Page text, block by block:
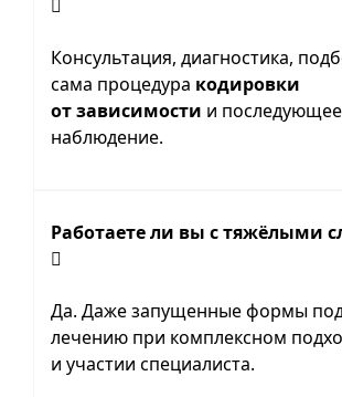
Консультация, диагностика,
сама процедура кодировки
от зависимости и последующее
наблюдение.
Работаете ли вы с тяжёлыми
Да. Даже запущенные формы
лечению при комплексном
и участии специалиста.